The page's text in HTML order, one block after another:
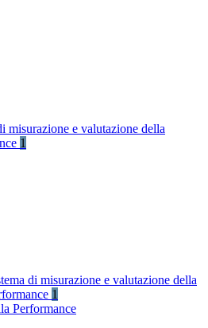
misurazione e valutazione della
1
di misurazione e valutazione della
1
Performance